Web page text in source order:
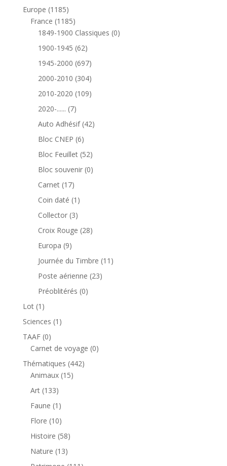
produits
Europe 11851185
produits
France 11851185
produits
1849-1900 Classiques 00
1900-1945 6262
produits
1945-2000 697697
produits
2000-2010 304304
produits
2010-2020 109109
2020-...... 77
produits
Auto Adhésif 4242
Bloc CNEP 66
produits
Bloc Feuillet 5252
produits
Bloc souvenir 00
Carnet 1717
produits
Coin daté 1 1
produit
Collector 33
produits
Croix Rouge 2828
Europa 99
produits
Journée du Timbre 11 11
Poste aérienne 2323
Préoblitérés 00
Lot 1 1
produit
Sciences 1 1
TAAF 00
produit
Carnet de voyage 00
Thématiques 442442
Animaux 1515
Art 133133
produits
Faune 1 1
produit
Flore 1010
produits
Histoire 5858
Nature 1313
produits